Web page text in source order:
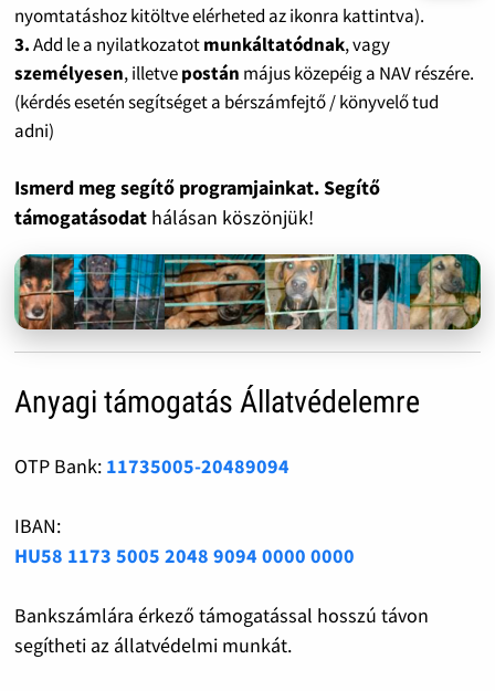
nyomtatáshoz kitöltve elérheted az ikonra kattintva).
3.Add le a nyilatkozatotmunkáltatódnak, vagy
személyesen, illetvepostán május közepéig a NAV részére.
(kérdés esetén segítséget a bérszámfejtő / könyvelő tud
adni)
Ismerd meg segítő programjainkat. Segítő
támogatásodat hálásan köszönjük!
Anyagi támogatás Állatvédelemre
OTP Bank: 11735005-20489094
IBAN:
HU58 1173 5005 2048 9094 0000 0000
Bankszámlára érkező támogatással hosszú távon
segítheti az állatvédelmi munkát.